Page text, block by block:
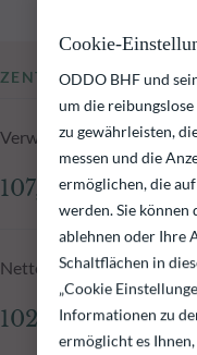
ZENTRALE
Verwaltetes
107,67 Mio.€
Nettoinventarwert zum
102,61 €
Cookie-
ODDO BHF und
um die
zu gewährleisten,
messen und die
ermöglichen, die
werden. Sie können
ablehnen oder Ihre
Schaltflächen in
„Cookie
Informationen zu
ermöglicht es